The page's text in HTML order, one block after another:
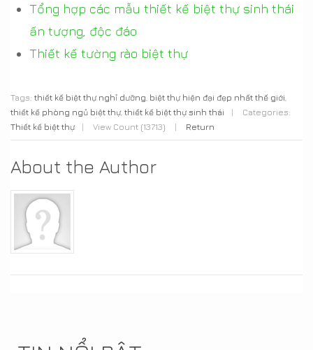
Tổng hợp các mẫu thiết kế biệt thự sinh thái
ấn tượng, độc đáo
Thiết kế tường rào biệt thự
Tags: thiết kế biệt thự nghỉ dưỡng biệt thự hiện đại đẹp nhất thế giới
thiết kế phòng ngủ biệt thự, thiết kế biệt thự sinh thái |
Categories:
Thiết kế biệt thự
| View Count (13713) | Return
About the Author